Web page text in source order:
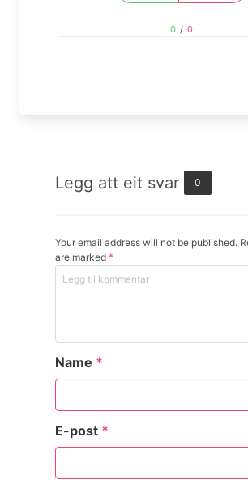
0 / 0
Legg att eit svar 0
Your email address will not be published.
are marked *
Name *
E-post *